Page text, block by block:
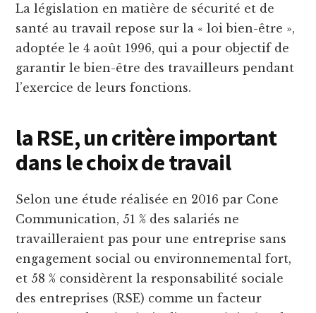
La législation en matière de sécurité et de
santé au travail repose sur la « loi bien-être »,
adoptée le 4 août 1996, qui a pour objectif de
garantir le bien-être des travailleurs pendant
l’exercice de leurs fonctions.
la RSE, un critère important
dans le choix de travail
Selon une étude réalisée en 2016 par Cone
Communication, 51 % des salariés ne
travailleraient pas pour une entreprise sans
engagement social ou environnemental fort,
et 58 % considèrent la responsabilité sociale
des entreprises (RSE) comme un facteur